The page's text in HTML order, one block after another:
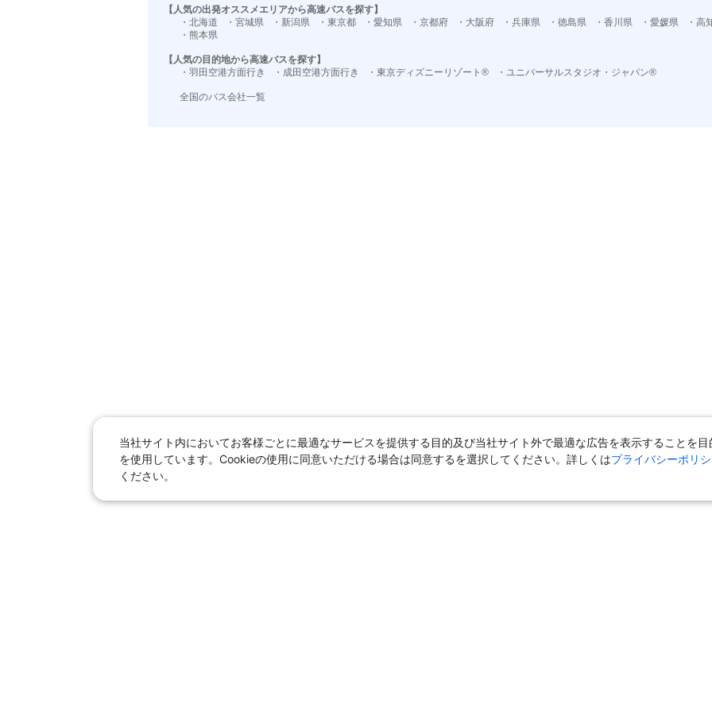
【人気の出発オススメエリアから高速バスを探す】
・北海道
・宮城県 ・新潟県 ・東京都 ・愛知県 ・京都府 ・大阪府 ・兵庫県 ・徳島県 ・香川県 ・愛媛県 ・高
・熊本県
【人気の目的地から高速バスを探す】
・羽田空港方面行き
・成田空港方面行き ・東京ディズニーリゾート® ・ユニバーサルスタジオ・ジャパン®
全国のバス会社一覧
当社サイト内においてお客様ごとに最適なサービスを提供する目的及び当社サイト外で最適な広告を表示することを
を使用しています。Cookieの使用に同意いただける場合は同意するを選択してください。詳しくはプライバシーポリ
ください。